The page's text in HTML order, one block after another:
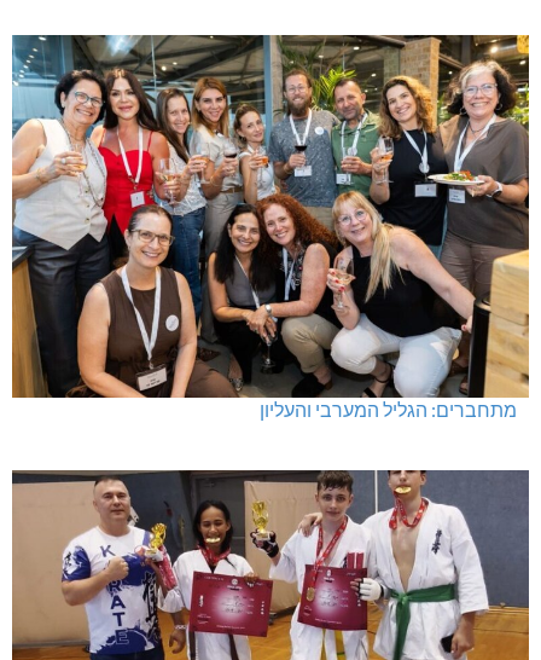
מתחברים: הגליל המערבי והעליון